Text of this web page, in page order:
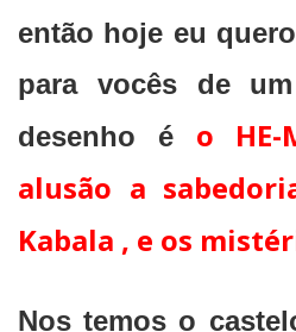
então hoje eu
para vocês de
desenho é o
alusão a
Kabala , e os
Nos temos o